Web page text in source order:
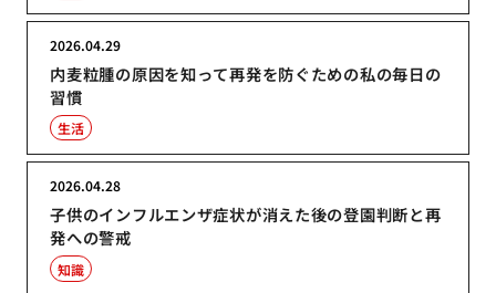
内麦粒腫の原因を知って再発を防ぐための私の毎日の
習慣
2026.04.29
生活
子供のインフルエンザ症状が消えた後の登園判断と再
発への警戒
2026.04.28
知識